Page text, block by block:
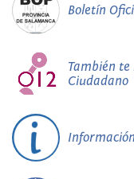
Boletín
También te
Ciudadano
Información